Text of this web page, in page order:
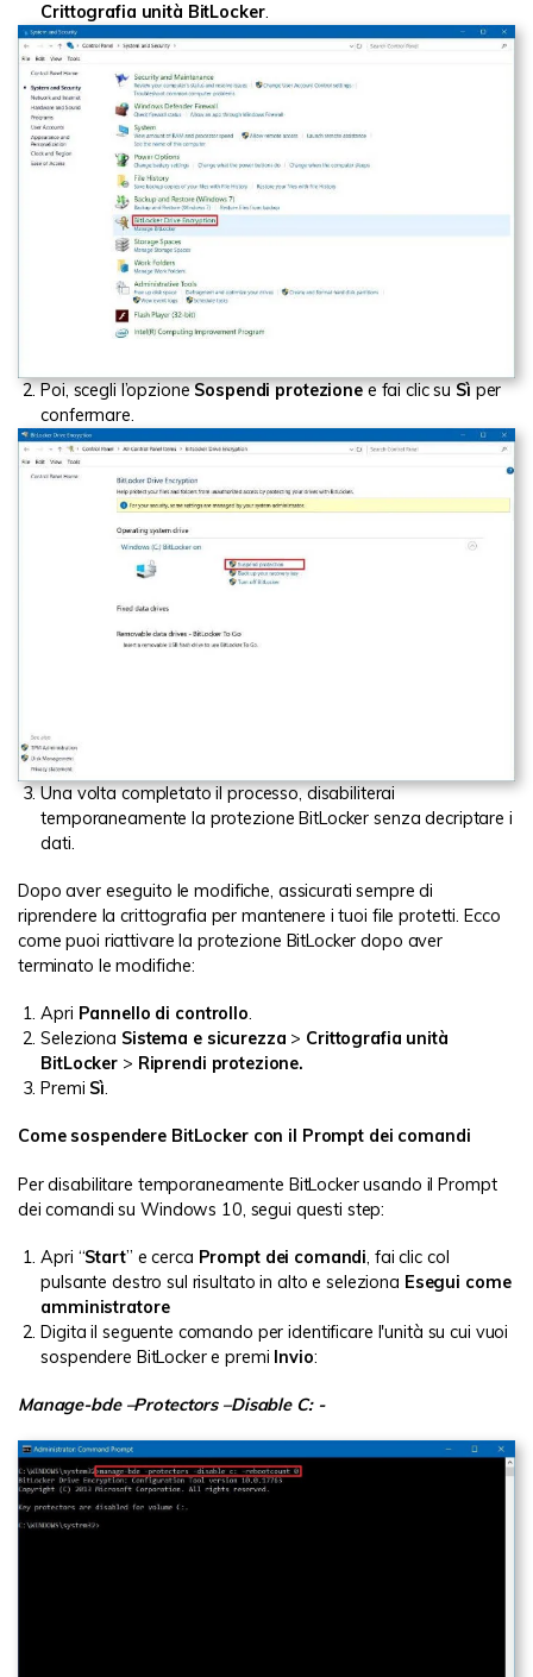
Crittografia unità BitLocker.
Poi, scegli l’opzioneSospendi protezionee fai clic suSìper
confermare.
Una volta completato il processo, disabiliterai
temporaneamente la protezione BitLocker senza decriptare i
dati.
Dopo aver eseguito le modifiche, assicurati sempre di
riprendere la crittografia per mantenere i tuoi file protetti. Ecco
come puoi riattivare la protezione BitLocker dopo aver
terminato le modifiche:
Apri Pannello di controllo.
Seleziona Sistema e sicurezza > Crittografia unità
BitLocker > Riprendi protezione.
Premi Sì.
Come sospendere BitLocker con il Prompt dei comandi
Per disabilitare temporaneamente BitLocker usando il Prompt
dei comandi su Windows 10, segui questi step:
Apri “Start” e cerca Prompt dei comandi, fai clic col
pulsante destro sul risultato in alto e seleziona Esegui come
amministratore
Digita il seguente comando per identificare l'unità su cui vuoi
sospendere BitLocker e premi Invio:
Manage-bde –Protectors –Disable C: -